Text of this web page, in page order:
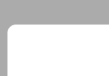
Suscríbete